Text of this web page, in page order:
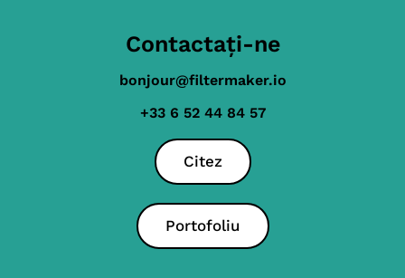
Contactați-ne
bonjour@filtermaker.io
+33 6 52 44 84 57
Citez
Portofoliu